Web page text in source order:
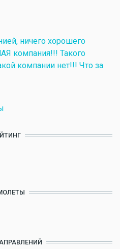
ничего хорошего
компания!!! Такого
компании нет!!! Что за